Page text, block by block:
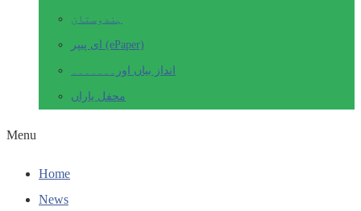
ہندوستان
ای پیپر (ePaper)
انداز بیاں اور۔۔۔۔۔۔۔
محفل یاراں
Menu
Home
News